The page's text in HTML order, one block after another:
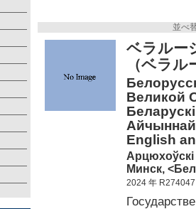
並べ
ベラル
（ベラ
Великой
English
Минск,
2024 年 R274047